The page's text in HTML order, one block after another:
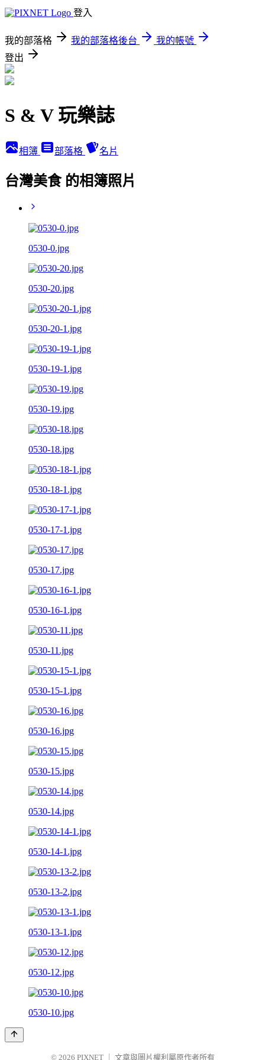
登入
我的部落格 我的部落格後台
我的帳號
登出
S & V 玩樂誌
相簿 部落格 名片
台灣美食 的相簿照片
0530-0.jpg
0530-20.jpg
0530-20-1.jpg
0530-19-1.jpg
0530-19.jpg
0530-18.jpg
0530-18-1.jpg
0530-17-1.jpg
0530-17.jpg
0530-16-1.jpg
0530-11.jpg
0530-15-1.jpg
0530-16.jpg
0530-15.jpg
0530-14.jpg
0530-14-1.jpg
0530-13-2.jpg
0530-13-1.jpg
0530-12.jpg
0530-10.jpg
© 2026 PIXNET 文章與圖片權利屬原作者所有